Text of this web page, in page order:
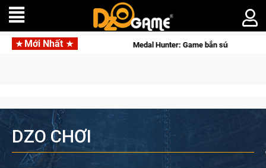
Mới Nhất
lý siêu thực Medal Hunter: Game bắn súng PvP tọa độ
DZO CHƠI